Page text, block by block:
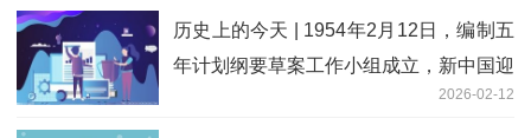
历史上的今天 | 1954年2月12日，编制五
年计划纲要草案工作小组成立，新中国迎
2026-02-12